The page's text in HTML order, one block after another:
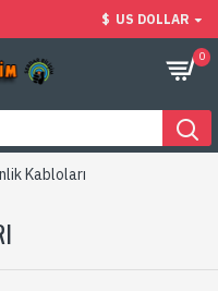
$ US DOLLAR
0
Kabloları